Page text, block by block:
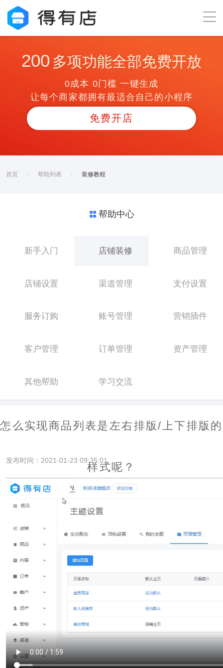
200 多项功能全部免费开放
0成本 0门槛 一键生成
让每个商家都拥有最适合自己的小程序
免费开店
首页 帮助列表 装修教程
帮助中心
新手入门 店铺装修 商品管理
店铺设置 渠道管理 支付设置
服务订购 账号管理 营销插件
客户管理 订单管理 资产管理
其他帮助 学习交流
怎么实现商品列表是左右排版/上下排版的
样式呢？
发布时间：2021-01-23 09:35:01